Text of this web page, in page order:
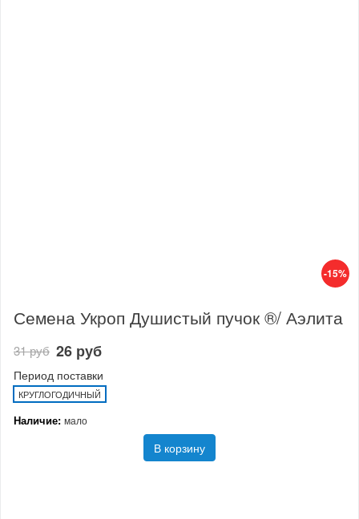
-15%
Семена Укроп Душистый пучок ®/ Аэлита
31 руб 26 руб
Период поставки
КРУГЛОГОДИЧНЫЙ
Наличие: мало
В корзину